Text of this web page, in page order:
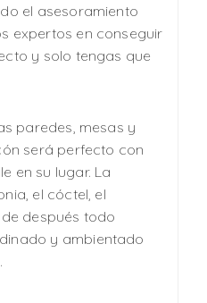
el asesoramiento
expertos en conseguir
y solo tengas que
paredes, mesas y
será perfecto con
en su lugar. La
el cóctel, el
después todo
y ambientado